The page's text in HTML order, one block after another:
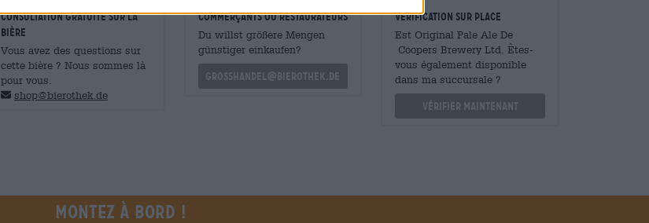
CONSULTATION GRATUITE SUR LA
BIÈRE
Vous avez des questions sur
cette bière ? Nous sommes là
pour vous.
shop@bierothek.de
commerçants ou restaurateurs
Du willst größere Mengen
günstiger einkaufen?
grosshandel@bierothek.de
Vérification sur place
Est Original Pale Ale De
Coopers Brewery Ltd. Êtes-
vous également disponible
dans ma succursale ?
Vérifier maintenant
Montez à bord !